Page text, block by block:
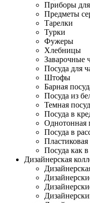
Приборы для
Предметы
Тарелки
Турки
Фужеры
Хлебницы
Заварочные
Посуда для
Штофы
Барная
Посуда из
Темная
Посуда в
Однотонная
Посуда в
Пластиковая
Посуда как
Дизайнерская